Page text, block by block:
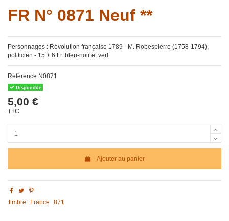
FR N° 0871 Neuf **
Personnages : Révolution française 1789 - M. Robespierre (1758-1794),
politicien - 15 + 6 Fr. bleu-noir et vert
Référence N0871
Disponible
5,00 €
TTC
Ajouter au panier
timbre France 871